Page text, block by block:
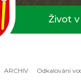
ARCHIV Odkalování
Život